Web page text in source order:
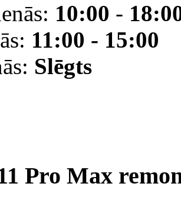
10:00 -
11:00 - 15:00
Slēgts
Pro Max